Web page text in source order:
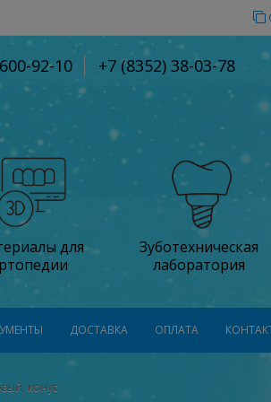
92-10 +7 (8352) 38-03-78
для
Зуботехническая
лаборатория
ДОСТАВКА ОПЛАТА
конус